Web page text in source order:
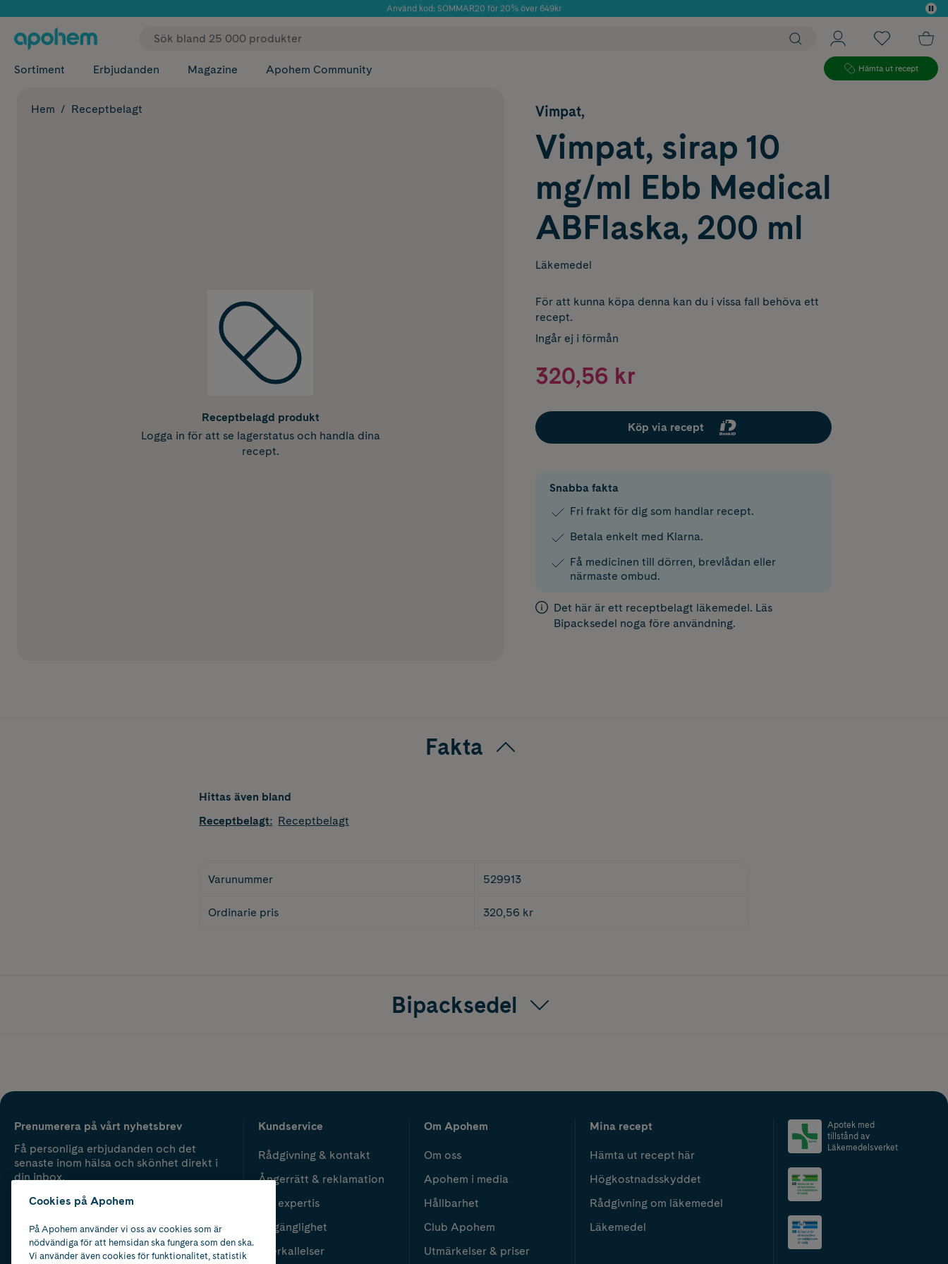
Använd kod: SOMMAR20 för 20% över 649kr
✓ Fri frakt
Sortiment Erbjudanden Magazine Apohem Community Hämta ut recept
Hem Receptbelagt
Receptbelagd produkt
Logga in för att se lagerstatus och handla dina
recept.
Vimpat,
Vimpat, sirap 10
mg/ml Ebb Medical
ABFlaska, 200 ml
Läkemedel
För att kunna köpa denna kan du i vissa fall behöva ett
recept.
Ingår ej i förmån
320,56 kr
Köp via recept
Snabba fakta
Fri frakt för dig som handlar recept.
Betala enkelt med Klarna.
Få medicinen till dörren, brevlådan eller
närmaste ombud.
Det här är ett receptbelagt läkemedel. Läs
Bipacksedel noga före användning.
Fakta
Hittas även bland
Receptbelagt: Receptbelagt
Varunummer 529913
Ordinarie pris 320,56 kr
Bipacksedel
Prenumerera på vårt nyhetsbrev
Få personliga erbjudanden och det
senaste inom hälsa och skönhet direkt i
din inbox.
Kundservice
Rådgivning & kontakt
Ångerrätt & reklamation
Vår expertis
Tillgänglighet
Återkallelser
Om Apohem
Om oss
Apohem i media
Hållbarhet
Club Apohem
Utmärkelser & priser
Mina recept
Hämta ut recept här
Högkostnadsskyddet
Rådgivning om läkemedel
Läkemedel
Apotek med
tillstånd av
Läkemedelsverket
Cookies på Apohem
På Apohem använder vi oss av cookies som är
nödvändiga för att hemsidan ska fungera som den ska.
Vi använder även cookies för funktionalitet, statistik